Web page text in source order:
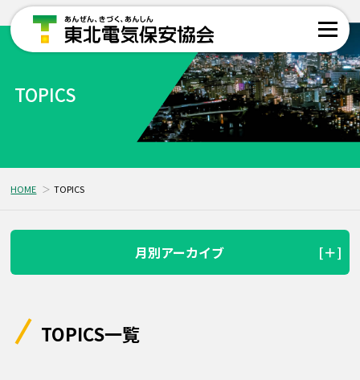
TOPICS
HOME TOPICS
月別アーカイブ
TOPICS一覧